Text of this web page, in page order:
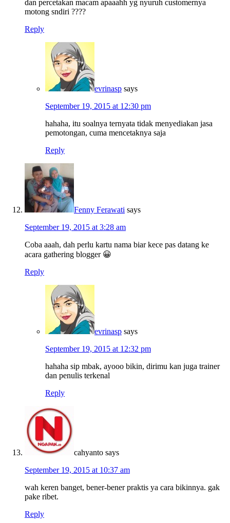
dan percetakan macam apaaahh yg nyuruh customernya
motong sndiri ????
Reply
evrinasp says
September 19, 2015 at 12:30 pm
hahaha, itu soalnya ternyata tidak menyediakan jasa
pemotongan, cuma mencetaknya saja
Reply
Fenny Ferawati says
September 19, 2015 at 3:28 am
Coba aaah, dah perlu kartu nama biar kece pas datang ke
acara gathering blogger 😀
Reply
evrinasp says
September 19, 2015 at 12:32 pm
hahaha sip mbak, ayooo bikin, dirimu kan juga trainer
dan penulis terkenal
Reply
cahyanto says
September 19, 2015 at 10:37 am
wah keren banget, bener-bener praktis ya cara bikinnya. gak
pake ribet.
Reply